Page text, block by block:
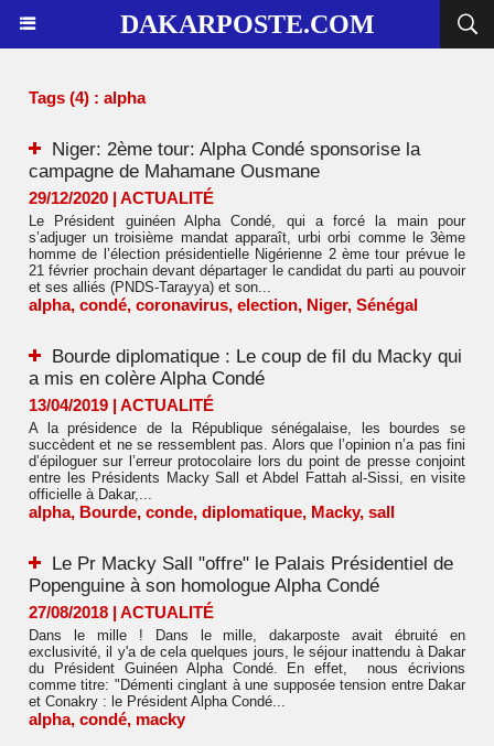
DAKARPOSTE.COM
Tags (4) : alpha
Niger: 2ème tour: Alpha Condé sponsorise la
campagne de Mahamane Ousmane
29/12/2020 | ACTUALITÉ
Le Président guinéen Alpha Condé, qui a forcé la main pour
s’adjuger un troisième mandat apparaît, urbi orbi comme le 3ème
homme de l’élection présidentielle Nigérienne 2 ème tour prévue le
21 février prochain devant départager le candidat du parti au pouvoir
et ses alliés (PNDS-Tarayya) et son...
alpha, condé, coronavirus, election, Niger, Sénégal
Bourde diplomatique : Le coup de fil du Macky qui
a mis en colère Alpha Condé
13/04/2019 | ACTUALITÉ
A la présidence de la République sénégalaise, les bourdes se
succèdent et ne se ressemblent pas. Alors que l’opinion n’a pas fini
d’épiloguer sur l’erreur protocolaire lors du point de presse conjoint
entre les Présidents Macky Sall et Abdel Fattah al-Sissi, en visite
officielle à Dakar,...
alpha, Bourde, conde, diplomatique, Macky, sall
Le Pr Macky Sall "offre" le Palais Présidentiel de
Popenguine à son homologue Alpha Condé
27/08/2018 | ACTUALITÉ
Dans le mille ! Dans le mille, dakarposte avait ébruité en
exclusivité, il y'a de cela quelques jours, le séjour inattendu à Dakar
du Président Guinéen Alpha Condé. En effet, nous écrivions
comme titre: "Démenti cinglant à une supposée tension entre Dakar
et Conakry : le Président Alpha Condé...
alpha, condé, macky